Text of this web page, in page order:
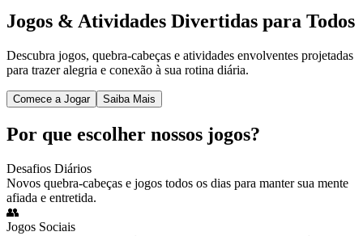
Jogos & Atividades Divertidas para Todos
Descubra jogos, quebra-cabeças e atividades envolventes projetadas
para trazer alegria e conexão à sua rotina diária.
Comece a Jogar Saiba Mais
Por que escolher nossos jogos?
Desafios Diários
Novos quebra-cabeças e jogos todos os dias para manter sua mente
afiada e entretida.
👥
Jogos Sociais